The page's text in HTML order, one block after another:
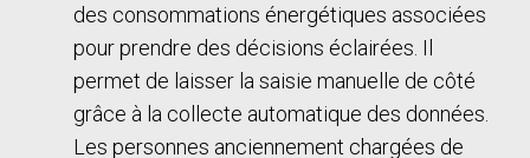
des consommations énergétiques associées
pour prendre des décisions éclairées. Il
permet de laisser la saisie manuelle de côté
grâce à la collecte automatique des données.
Les personnes anciennement chargées de